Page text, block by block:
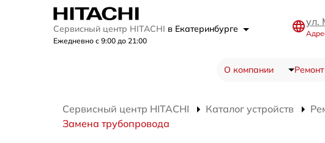
Сервисный центр HITACHI в Екатеринбурге
Ежедневно с 9:00 до 21:00
ул.
О компании Ремонт
Сервисный центр HITACHI Каталог устройств
Замена трубопровода